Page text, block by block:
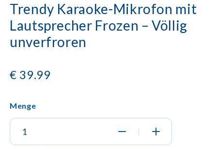
Trendy Karaoke-Mikrofon mit
Lautsprecher Frozen – Völlig
unverfroren
€ 39.99
Menge
|